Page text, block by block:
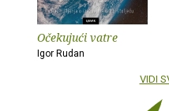
Očekujući vatre
Igor Rudan
VIDI